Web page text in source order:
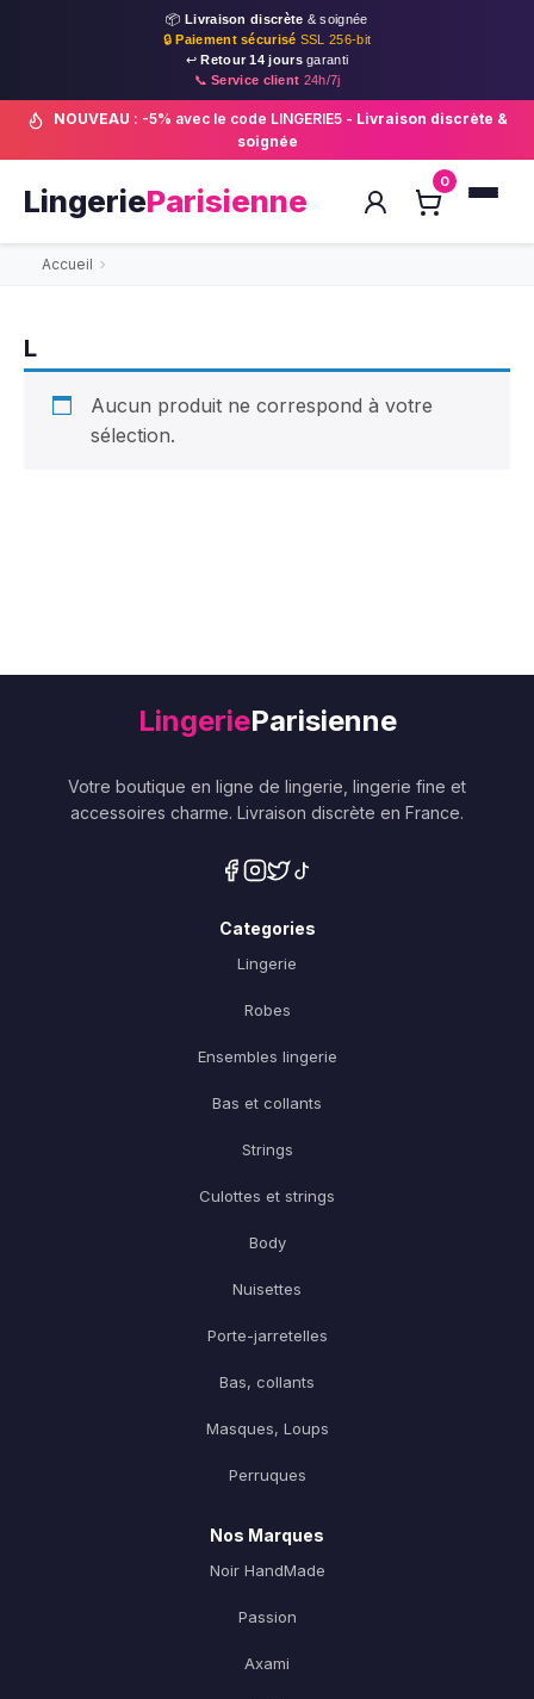
📦Livraison discrète & soignée
🔒Paiement sécurisé SSL 256-bit
↩️Retour 14 joursgaranti
📞Service client 24h/7j
NOUVEAU : -5% avec le code LINGERIE5 - Livraison discrète &
soignée
LingerieParisienne
0
Accueil
L
Aucun produit ne correspond à votre
sélection.
LingerieParisienne
Votre boutique en ligne de lingerie, lingerie fine et
accessoires charme. Livraison discrète en France.
Categories
Lingerie
Robes
Ensembles lingerie
Bas et collants
Strings
Culottes et strings
Body
Nuisettes
Porte-jarretelles
Bas, collants
Masques, Loups
Perruques
Nos Marques
Noir HandMade
Passion
Axami
-5%
Offre Exclusive !
Sur votre première commande